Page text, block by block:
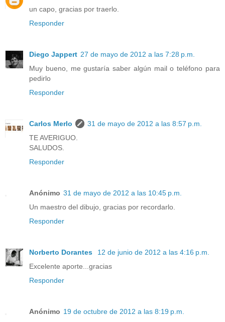
un capo, gracias por traerlo.
Responder
Diego Jappert 27 de mayo de 2012 a las 7:28 p.m.
Muy bueno, me gustaría saber algún mail o teléfono para
pedirlo
Responder
Carlos Merlo
31 de mayo de 2012 a las 8:57 p.m.
TE AVERIGUO.
SALUDOS.
Responder
Anónimo 31 de mayo de 2012 a las 10:45 p.m.
Un maestro del dibujo, gracias por recordarlo.
Responder
Norberto Dorantes
12 de junio de 2012 a las 4:16 p.m.
Excelente aporte...gracias
Responder
Anónimo 19 de octubre de 2012 a las 8:19 p.m.